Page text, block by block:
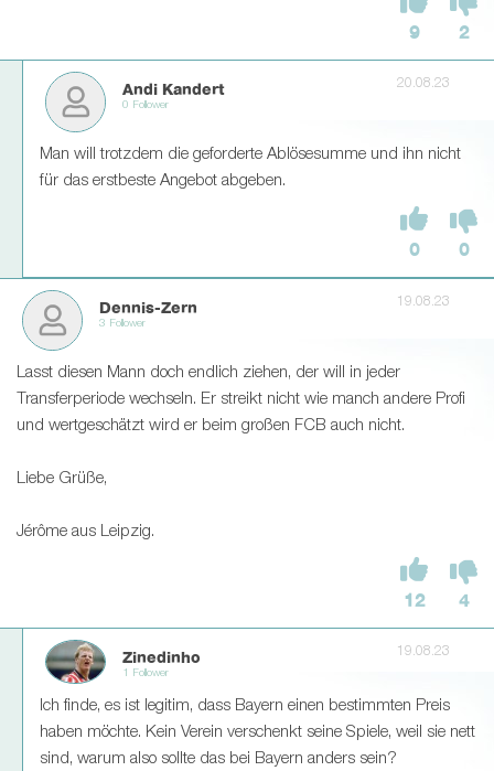
9 2
Andi Kandert
0 Follower
20.08.23
Man will trotzdem die geforderte Ablösesumme und ihn nicht
für das erstbeste Angebot abgeben.
0 0
Dennis-Zern
3 Follower
19.08.23
Lasst diesen Mann doch endlich ziehen, der will in jeder
Transferperiode wechseln. Er streikt nicht wie manch andere Profi
und wertgeschätzt wird er beim großen FCB auch nicht.
Liebe Grüße,
Jérôme aus Leipzig.
12 4
Zinedinho
1 Follower
19.08.23
Ich finde, es ist legitim, dass Bayern einen bestimmten Preis
haben möchte. Kein Verein verschenkt seine Spiele, weil sie nett
sind, warum also sollte das bei Bayern anders sein?